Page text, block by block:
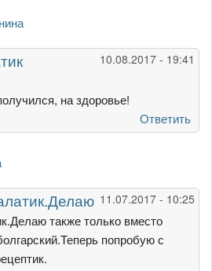
10.08.2017 - 19:41
на здоровье!
Ответить
11.07.2017 - 10:25
также только вместо
попробую с